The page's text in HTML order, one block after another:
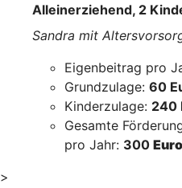
Alleinerziehend, 2
Sandra mit
Eigenbeitrag pro
Grundzulage: 60
Kinderzulage: 240
Gesamte
pro Jahr: 300 Euro
>